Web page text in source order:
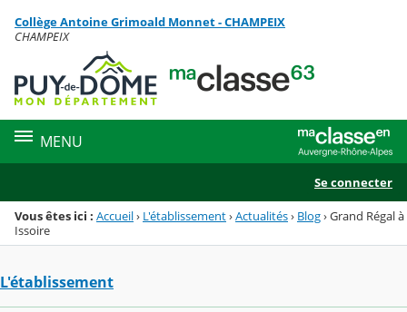
Menu de la rubrique
Contenu
Collège Antoine Grimoald Monnet - CHAMPEIX
CHAMPEIX
MENU
Se connecter
Vous êtes ici : Accueil› L'établissement›Actualités› Blog›Grand Régal à
Issoire
L'établissement